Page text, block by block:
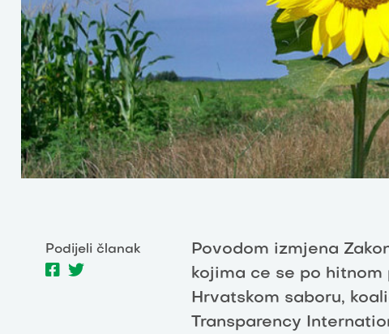
Podijeli članak
Povodom izmjena
kojima ce se po hitnom
Hrvatskom saboru,
Transparency